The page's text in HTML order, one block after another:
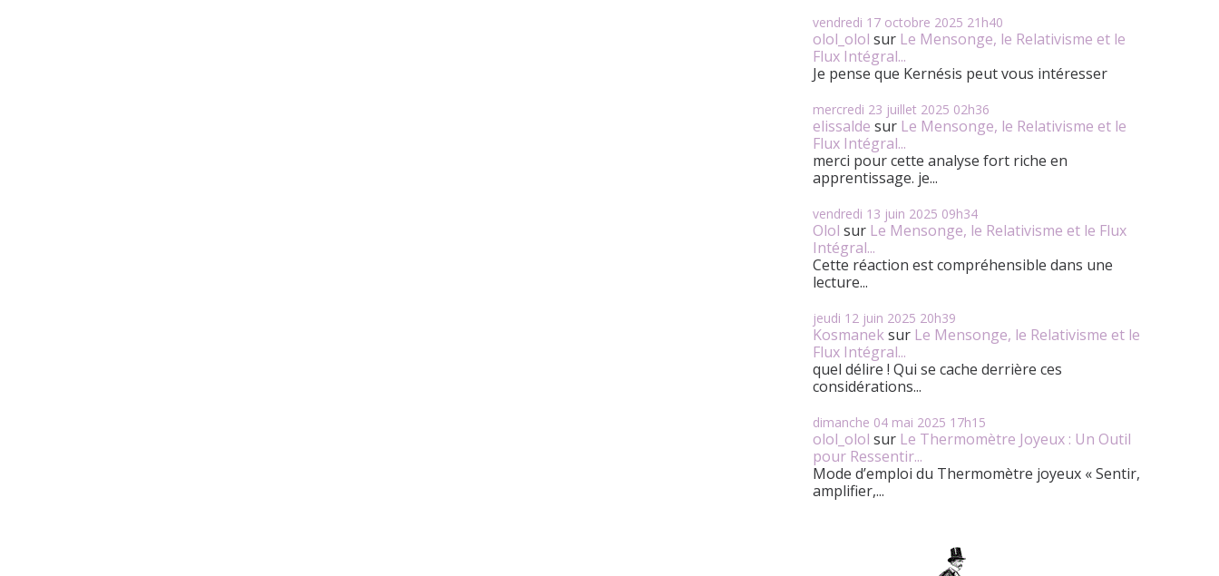
vendredi 17 octobre 2025 21h40
olol_olol sur Le Mensonge, le Relativisme et le
Flux Intégral...
Je pense que Kernésis peut vous intéresser
mercredi 23 juillet 2025 02h36
elissalde sur Le Mensonge, le Relativisme et le
Flux Intégral...
merci pour cette analyse fort riche en
apprentissage. je...
vendredi 13 juin 2025 09h34
Olol sur Le Mensonge, le Relativisme et le Flux
Intégral...
Cette réaction est compréhensible dans une
lecture...
jeudi 12 juin 2025 20h39
Kosmaneksur Le Mensonge, le Relativisme et le
Flux Intégral...
quel délire ! Qui se cache derrière ces
considérations...
dimanche 04 mai 2025 17h15
olol_olol sur Le Thermomètre Joyeux : Un Outil
pour Ressentir...
Mode d’emploi du Thermomètre joyeux « Sentir,
amplifier,...